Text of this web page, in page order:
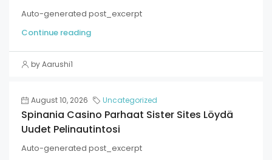
Auto-generated post_excerpt
Continue reading
by Aarushi1
August 10, 2026 Uncategorized
Spinania Casino Parhaat Sister Sites Löydä
Uudet Pelinautintosi
Auto-generated post_excerpt